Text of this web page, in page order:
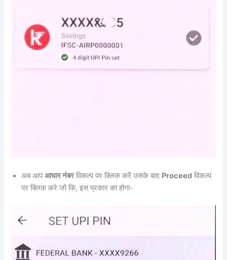
अब आपआधार नंबरविकल्प पर क्लिक करें उसके बाद Proceed विकल्प
पर क्लिक करे जो कि, इस प्रकार का होगा-